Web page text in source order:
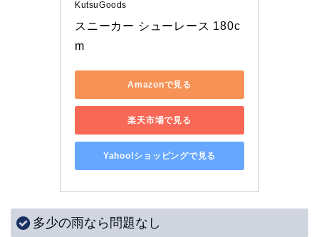
KutsuGoods
スニーカー シューレース 180c
m
Amazonで見る
楽天市場で見る
Yahoo!ショッピングで見る
多少の雨なら問題なし